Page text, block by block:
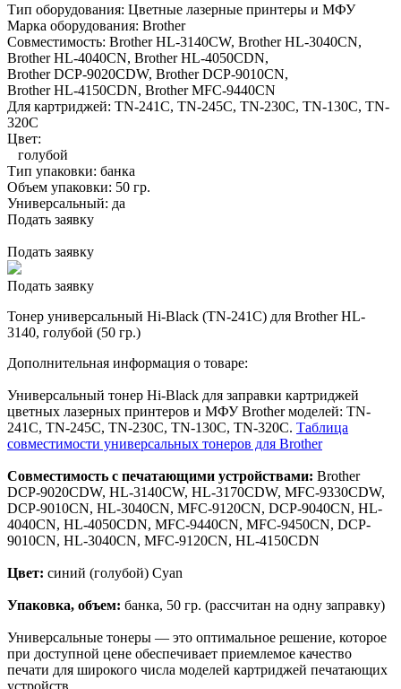
Тип оборудования: Цветные лазерные принтеры и МФУ
Марка оборудования: Brother
Совместимость: Brother HL-3140CW, Brother HL-3040CN,
Brother HL-4040CN, Brother HL-4050CDN,
Brother DCP-9020CDW, Brother DCP-9010CN,
Brother HL-4150CDN, Brother MFC-9440CN
Для картриджей: TN-241C, TN-245C, TN-230C, TN-130C, TN-
320C
Цвет:
голубой
Тип упаковки: банка
Объем упаковки: 50 гр.
Универсальный: да
Подать заявку
Подать заявку
Подать заявку
Тонер универсальный Hi-Black (TN-241C) для Brother HL-
3140, голубой (50 гр.)
Дополнительная информация о товаре:
Универсальный тонер Hi-Black для заправки картриджей
цветных лазерных принтеров и МФУ Brother моделей: TN-
241C, TN-245C, TN-230C, TN-130C, TN-320C. Таблица
совместимости универсальных тонеров для Brother
Совместимость с печатающими устройствами: Brother
DCP-9020CDW, HL-3140CW, HL-3170CDW, MFC-9330CDW,
DCP-9010CN, HL-3040CN, MFC-9120CN, DCP-9040CN, HL-
4040CN, HL-4050CDN, MFC-9440CN, MFC-9450CN, DCP-
9010CN, HL-3040CN, MFC-9120CN, HL-4150CDN
Цвет: синий (голубой) Cyan
Упаковка, объем: банка, 50 гр. (рассчитан на одну заправку)
Универсальные тонеры — это оптимальное решение, которое
при доступной цене обеспечивает приемлемое качество
печати для широкого числа моделей картриджей печатающих
устройств.